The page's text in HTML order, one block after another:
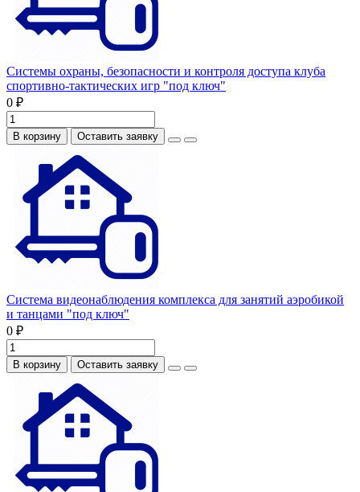
Системы охраны, безопасности и контроля доступа клуба
спортивно-тактических игр "под ключ"
0 ₽
В корзину Оставить заявку
Система видеонаблюдения комплекса для занятий аэробикой
и танцами "под ключ"
0 ₽
В корзину Оставить заявку